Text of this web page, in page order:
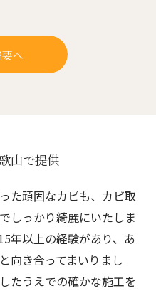
へ
山で提供
た頑固なカビも、カビ取
しっかり綺麗にいたしま
年以上の経験があり、あ
向き合ってまいりまし
たうえでの確かな施工を